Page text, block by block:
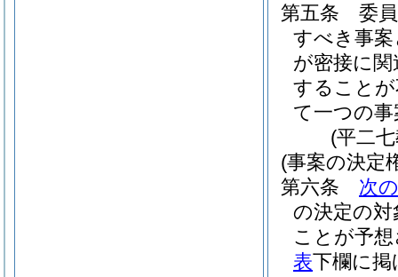
第五条
委
すべき事
が密接に
すること
て一つの
(平二
(事案の決定
第六条
次
の決定の
ことが予
表下欄に